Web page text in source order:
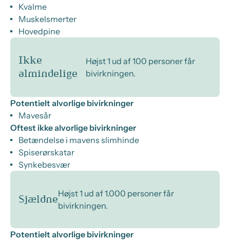
Kvalme
Muskelsmerter
Hovedpine
Ikke
almindelige
Højst 1 ud af 100 personer får
bivirkningen.
Potentielt alvorlige bivirkninger
Mavesår
Oftest ikke alvorlige bivirkninger
Betændelse i mavens slimhinde
Spiserørskatar
Synkebesvær
Sjældne
Højst 1 ud af 1.000 personer får
bivirkningen.
Potentielt alvorlige bivirkninger